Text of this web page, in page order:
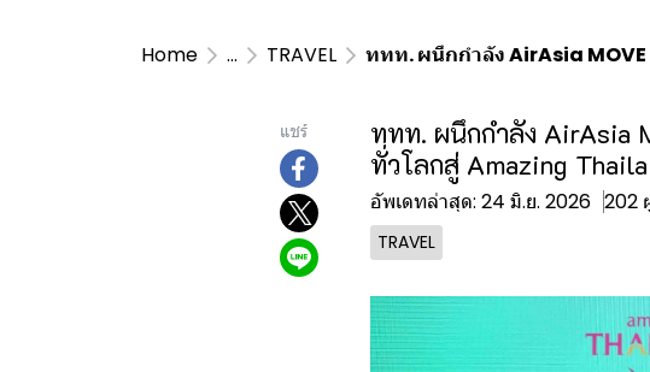
Home ... TRAVEL ททท. ผนึกกำลัง AirAsia
แชร์
ททท. ผนึกกำลัง AirAsia
ทั่วโลกสู่ Amazing
อัพเดทล่าสุด: 24 มิ.ย. 2026 202
TRAVEL